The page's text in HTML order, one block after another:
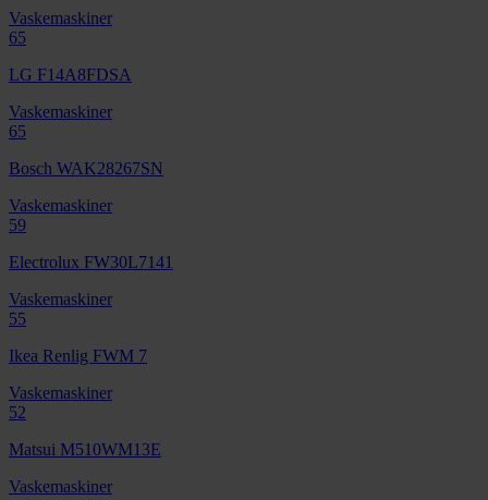
Vaskemaskiner
65
LG F14A8FDSA
Vaskemaskiner
65
Bosch WAK28267SN
Vaskemaskiner
59
Electrolux FW30L7141
Vaskemaskiner
55
Ikea Renlig FWM 7
Vaskemaskiner
52
Matsui M510WM13E
Vaskemaskiner